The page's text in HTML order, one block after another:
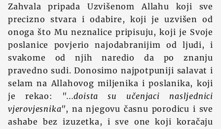
Zahvala pripada Uzvišenom Allahu koji sve
precizno stvara i odabire, koji je uzvišen od
onoga što Mu neznalice pripisuju, koji je Svoje
poslanice povjerio najodabranijim od ljudi, i
svakome od njih naredio da po znanju
pravedno sudi. Donosimo najpotpuniji salavat i
selam na Allahovog miljenika i poslanika, koji
je rekao: "...doista su učenjaci nasljednici
vjerovjesnika", na njegovu časnu porodicu i sve
ashabe bez izuzetka, i sve one koji koračaju